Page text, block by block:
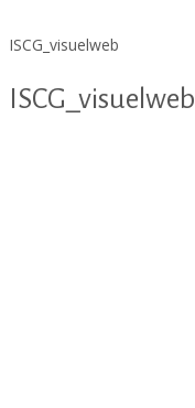
ISCG_visuelweb
ISCG_visuelweb